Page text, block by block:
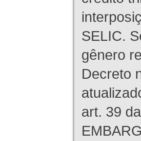
SELIC.
gênero
Decreto
art. 39